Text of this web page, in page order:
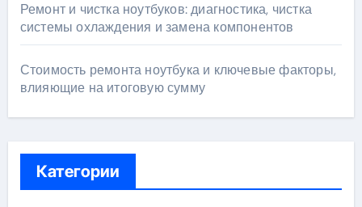
Ремонт и чистка ноутбуков: диагностика, чистка
системы охлаждения и замена компонентов
Стоимость ремонта ноутбука и ключевые факторы,
влияющие на итоговую сумму
Категории